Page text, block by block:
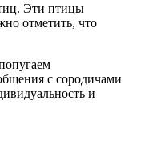
Эти птицы
отметить, что
с сородичами
и